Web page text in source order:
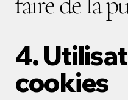
4.
cookies